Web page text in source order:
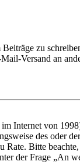
zu
Versand an
Internet von
des oder
Bitte
der Frage „An